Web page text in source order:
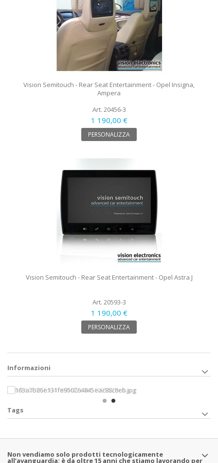
Vision Semitouch - Rear Seat Entertainment - Opel Insigna,
Ampera
Art. 20456-3
1 190,00 €
PERSONALIZZA
Vision Semitouch - Rear Seat Entertainment - Opel Astra J
Art. 20593-3
1 190,00 €
PERSONALIZZA
Informazioni
Tags
Non vendiamo solo prodotti tecnologicamente
all’avanguardia: è da oltre 15 anni che stiamo lavorando per